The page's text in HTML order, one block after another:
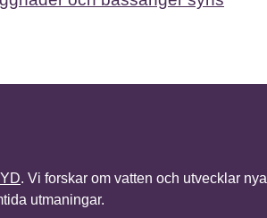
. Vi forskar om vatten och utvecklar nya
utmaningar.